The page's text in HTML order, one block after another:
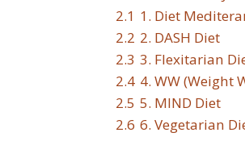
2.1 1. Diet
2.2 2. DASH Diet
2.3 3. Flexitarian
2.4 4. WW (Weight
2.5 5. MIND Diet
2.6 6. Vegetarian